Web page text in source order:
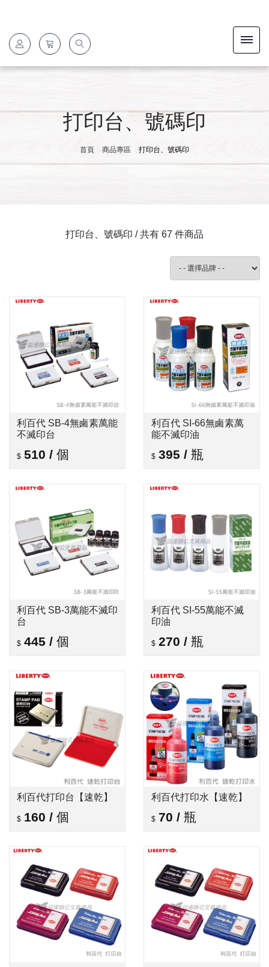
打印台、號碼印
首頁 商品專區 打印台、號碼印
打印台、號碼印 / 共有 67 件商品
利百代 SB-4無鹵素萬能
不滅印台
510 / 個
利百代 SI-66無鹵素萬
能不滅印油
395 / 瓶
利百代 SB-3萬能不滅印
台
445 / 個
利百代 SI-55萬能不滅
印油
270 / 瓶
利百代打印台【速乾】
160 / 個
利百代打印水【速乾】
70 / 瓶